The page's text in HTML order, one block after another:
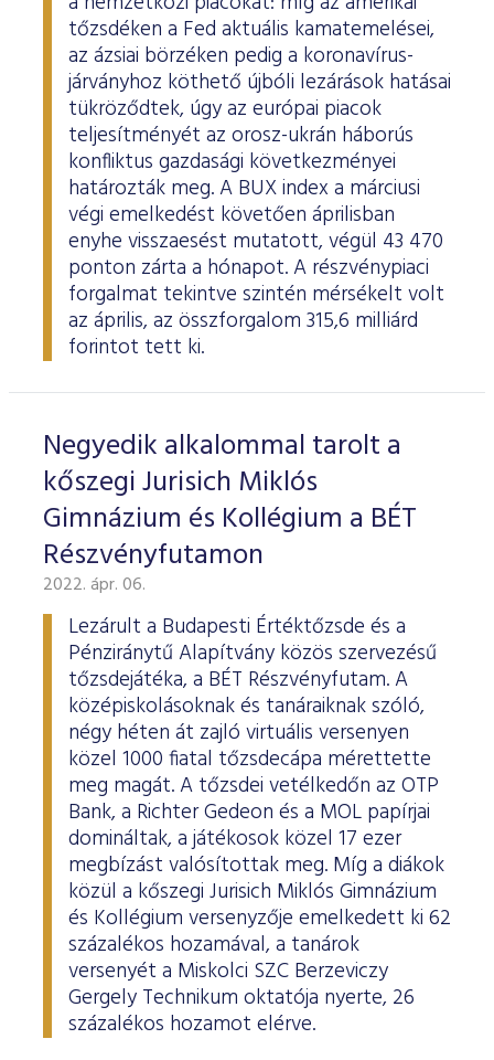
tőzsdéken a Fed aktuális kamatemelései,
az ázsiai börzéken pedig a koronavírus-
járványhoz köthető újbóli lezárások hatásai
tükröződtek, úgy az európai piacok
teljesítményét az orosz-ukrán háborús
konfliktus gazdasági következményei
határozták meg. A BUX index a márciusi
végi emelkedést követően áprilisban
enyhe visszaesést mutatott, végül 43 470
ponton zárta a hónapot. A részvénypiaci
forgalmat tekintve szintén mérsékelt volt
az április, az összforgalom 315,6 milliárd
forintot tett ki.
Negyedik alkalommal tarolt a
kőszegi Jurisich Miklós
Gimnázium és Kollégium a BÉT
Részvényfutamon
2022. ápr. 06.
Lezárult a Budapesti Értéktőzsde és a
Pénziránytű Alapítvány közös szervezésű
tőzsdejátéka, a BÉT Részvényfutam. A
középiskolásoknak és tanáraiknak szóló,
négy héten át zajló virtuális versenyen
közel 1000 fiatal tőzsdecápa mérettette
meg magát. A tőzsdei vetélkedőn az OTP
Bank, a Richter Gedeon és a MOL papírjai
domináltak, a játékosok közel 17 ezer
megbízást valósítottak meg. Míg a diákok
közül a kőszegi Jurisich Miklós Gimnázium
és Kollégium versenyzője emelkedett ki 62
százalékos hozamával, a tanárok
versenyét a Miskolci SZC Berzeviczy
Gergely Technikum oktatója nyerte, 26
százalékos hozamot elérve.